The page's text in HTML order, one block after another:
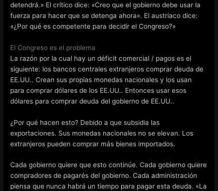
detendrá.» El crítico dice: «Creo que el gobierno debe usar la
fuerza para hacer que se detenga ahora». El austriaco dice:
«¿Por qué es competente para decidir el Congreso?»
El Congreso es el problema
La razón por la cual hay un déficit comercial / pagos es el
siguiente: los bancos centrales extranjeros comprar deuda de
EE.UU.. Crean sus propias monedas nacionales y los usan
para comprar dólares de los EE.UU.. Entonces usar esos
dólares para comprar deuda del gobierno de EE.UU..
¿Por qué hacen esto? Debido a que subsidia las
exportaciones. Sus monedas nacionales no se elevan. Los
extranjeros pueden comprar más bienes importados.
Cada gobierno quiere que esto continúe. Cada gobierno quiere
compradores de pagarés del gobierno. Cada administración
piensa que nunca habrá un tiempo para pagar esta deuda. «La